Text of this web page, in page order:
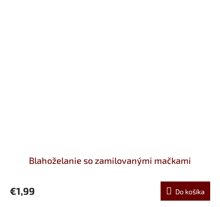
Blahoželanie so zamilovanými mačkami
€1,99 Do košíka